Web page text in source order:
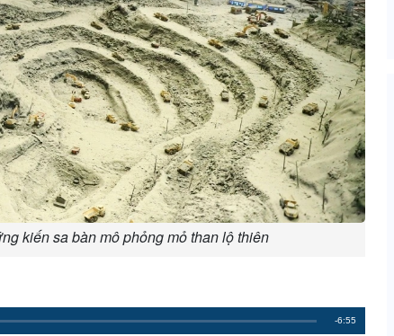
kiến sa bàn mô phỏng mỏ than lộ thiên
Remaining
-6:55